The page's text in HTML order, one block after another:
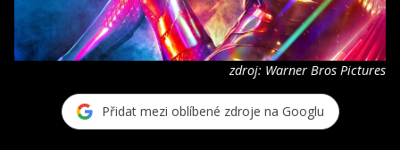
zdroj: Warner Bros Pictures
Přidat mezi oblíbené zdroje na Googlu